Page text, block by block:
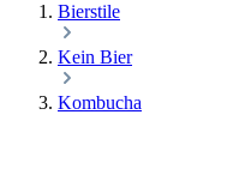
Bierstile
Kein Bier
Kombucha